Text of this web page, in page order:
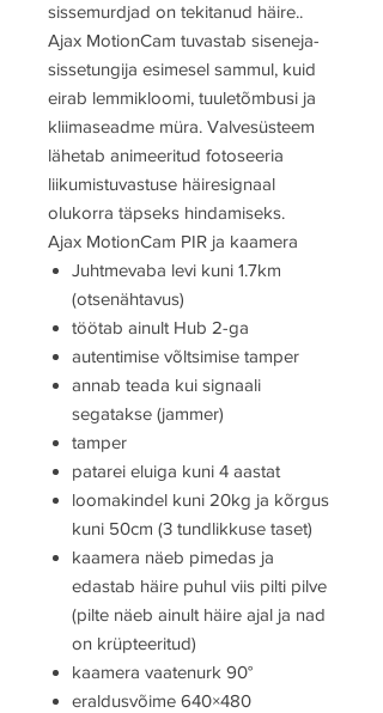
sissemurdjad on tekitanud häire..
Ajax MotionCam tuvastab siseneja-
sissetungija esimesel sammul, kuid
eirab lemmikloomi, tuuletõmbusi ja
kliimaseadme müra. Valvesüsteem
lähetab animeeritud fotoseeria
liikumistuvastuse häiresignaal
olukorra täpseks hindamiseks.
Ajax MotionCam PIR ja kaamera
Juhtmevaba levi kuni 1.7km
(otsenähtavus)
töötab ainult Hub 2-ga
autentimise võltsimise tamper
annab teada kui signaali
segatakse (jammer)
tamper
patarei eluiga kuni 4 aastat
loomakindel kuni 20kg ja kõrgus
kuni 50cm (3 tundlikkuse taset)
kaamera näeb pimedas ja
edastab häire puhul viis pilti pilve
(pilte näeb ainult häire ajal ja nad
on krüpteeritud)
kaamera vaatenurk 90°
eraldusvõime 640×480